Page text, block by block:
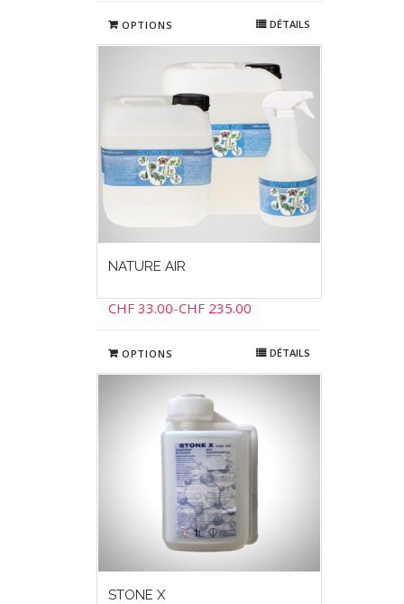
OPTIONS DÉTAILS
NATURE AIR
CHF33.00–CHF235.00
OPTIONS DÉTAILS
STONE X